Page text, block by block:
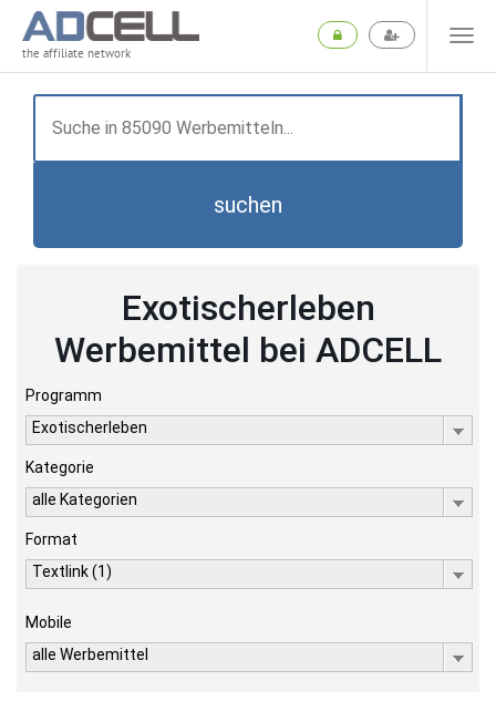
the affiliate network
suchen
Exotischerleben
Werbemittel bei ADCELL
Programm
Exotischerleben
Kategorie
alle Kategorien
Format
Textlink (1)
Mobile
alle Werbemittel